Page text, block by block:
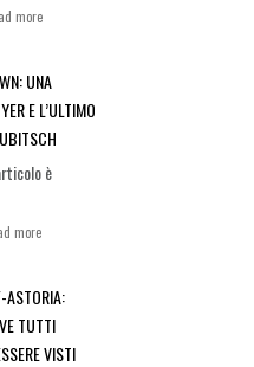
more
UNA
E L’ULTIMO
è
more
ASTORIA:
TUTTI
VISTI